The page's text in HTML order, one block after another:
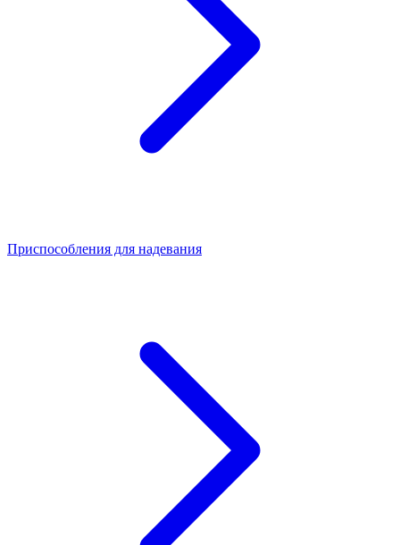
Приспособления для надевания